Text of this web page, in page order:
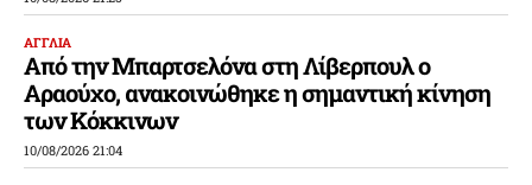
ΑΓΓΛΙΑ
Από την Μπαρτσελόνα στη Λίβερπουλ ο
Αραούχο, ανακοινώθηκε η σημαντική κίνηση
των Κόκκινων
10/08/2026 21:04